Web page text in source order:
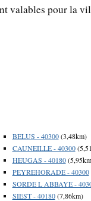
valables pour la
BELUS - 40300(3,48km)
CAUNEILLE - 40300
HEUGAS - 40180
PEYREHORADE - 40300
SORDE L ABBAYE -
SIEST - 40180(7,86km)